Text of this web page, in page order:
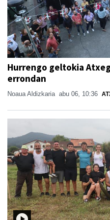
Hurrengo geltokia
errondan
Noaua Aldizkaria abu 06, 10:36